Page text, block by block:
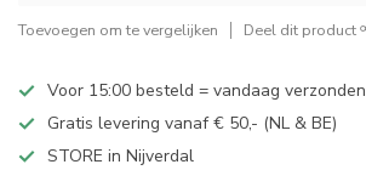
Toevoegen om te vergelijken Deel dit product
Voor 15:00 besteld = vandaag verzonden
Gratis levering vanaf € 50,- (NL & BE)
STORE in Nijverdal